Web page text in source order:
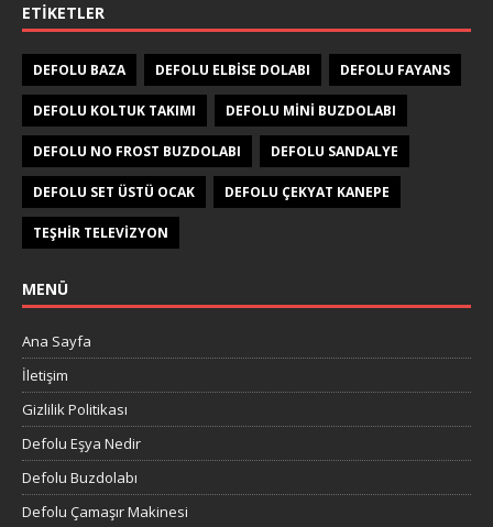
ETIKETLER
DEFOLU BAZA DEFOLU ELBISE DOLABI DEFOLU FAYANS
DEFOLU KOLTUK TAKIMI DEFOLU MINI BUZDOLABI
DEFOLU NO FROST BUZDOLABI DEFOLU SANDALYE
DEFOLU SET ÜSTÜ OCAK DEFOLU ÇEKYAT KANEPE
TEŞHIR TELEVIZYON
MENÜ
Ana Sayfa
İletişim
Gizlilik Politikası
Defolu Eşya Nedir
Defolu Buzdolabı
Defolu Çamaşır Makinesi